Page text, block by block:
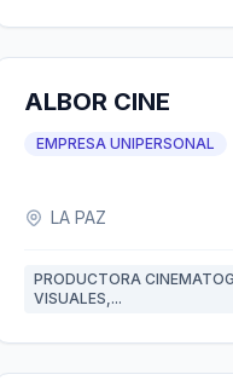
ALBOR CINE
EMPRESA UNIPERSONAL
LA PAZ
PRODUCTORA
VISUALES,...